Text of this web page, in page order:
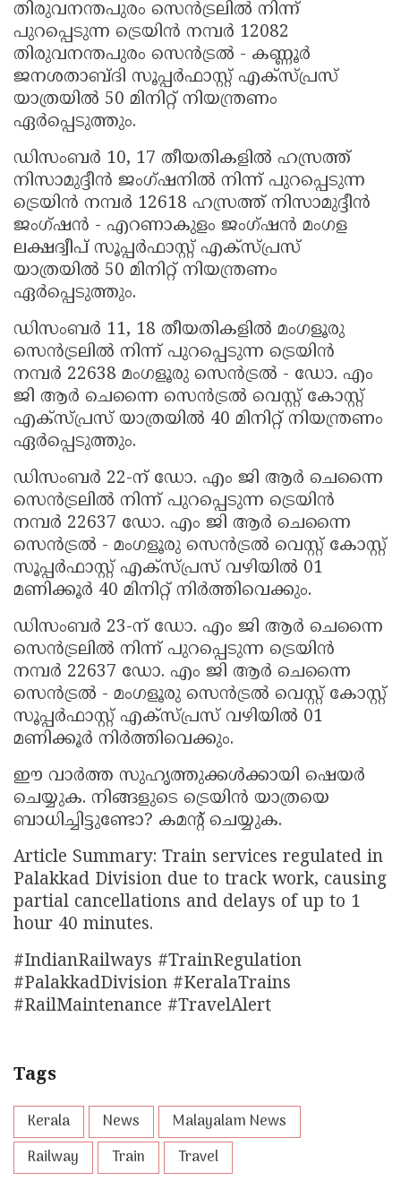
തിരുവനന്തപുരം സെൻട്രലിൽ നിന്ന്
പുറപ്പെടുന്ന ട്രെയിൻ നമ്പർ 12082
തിരുവനന്തപുരം സെൻട്രൽ - കണ്ണൂർ
ജനശതാബ്ദി സൂപ്പർഫാസ്റ്റ് എക്സ്പ്രസ്
യാത്രയിൽ 50 മിനിറ്റ് നിയന്ത്രണം
ഏർപ്പെടുത്തും.
ഡിസംബർ 10, 17 തീയതികളിൽ ഹസ്രത്ത്
നിസാമുദ്ദീൻ ജംഗ്ഷനിൽ നിന്ന് പുറപ്പെടുന്ന
ട്രെയിൻ നമ്പർ 12618 ഹസ്രത്ത് നിസാമുദ്ദീൻ
ജംഗ്ഷൻ - എറണാകുളം ജംഗ്ഷൻ മംഗള
ലക്ഷദ്വീപ് സൂപ്പർഫാസ്റ്റ് എക്സ്പ്രസ്
യാത്രയിൽ 50 മിനിറ്റ് നിയന്ത്രണം
ഏർപ്പെടുത്തും.
ഡിസംബർ 11, 18 തീയതികളിൽ മംഗളൂരു
സെൻട്രലിൽ നിന്ന് പുറപ്പെടുന്ന ട്രെയിൻ
നമ്പർ 22638 മംഗളൂരു സെൻട്രൽ - ഡോ. എം
ജി ആർ ചെന്നൈ സെൻട്രൽ വെസ്റ്റ് കോസ്റ്റ്
എക്സ്പ്രസ് യാത്രയിൽ 40 മിനിറ്റ് നിയന്ത്രണം
ഏർപ്പെടുത്തും.
ഡിസംബർ 22-ന് ഡോ. എം ജി ആർ ചെന്നൈ
സെൻട്രലിൽ നിന്ന് പുറപ്പെടുന്ന ട്രെയിൻ
നമ്പർ 22637 ഡോ. എം ജി ആർ ചെന്നൈ
സെൻട്രൽ - മംഗളൂരു സെൻട്രൽ വെസ്റ്റ് കോസ്റ്റ്
സൂപ്പർഫാസ്റ്റ് എക്സ്പ്രസ് വഴിയിൽ 01
മണിക്കൂർ 40 മിനിറ്റ് നിർത്തിവെക്കും.
ഡിസംബർ 23-ന് ഡോ. എം ജി ആർ ചെന്നൈ
സെൻട്രലിൽ നിന്ന് പുറപ്പെടുന്ന ട്രെയിൻ
നമ്പർ 22637 ഡോ. എം ജി ആർ ചെന്നൈ
സെൻട്രൽ - മംഗളൂരു സെൻട്രൽ വെസ്റ്റ് കോസ്റ്റ്
സൂപ്പർഫാസ്റ്റ് എക്സ്പ്രസ് വഴിയിൽ 01
മണിക്കൂർ നിർത്തിവെക്കും.
ഈ വാർത്ത സുഹൃത്തുക്കൾക്കായി ഷെയർ
ചെയ്യുക. നിങ്ങളുടെ ട്രെയിൻ യാത്രയെ
ബാധിച്ചിട്ടുണ്ടോ? കമൻ്റ് ചെയ്യുക.
Article Summary: Train services regulated in
Palakkad Division due to track work, causing
partial cancellations and delays of up to 1
hour 40 minutes.
#IndianRailways #TrainRegulation
#PalakkadDivision #KeralaTrains
#RailMaintenance #TravelAlert
Tags
Kerala News
Malayalam News
Railway
Train Travel